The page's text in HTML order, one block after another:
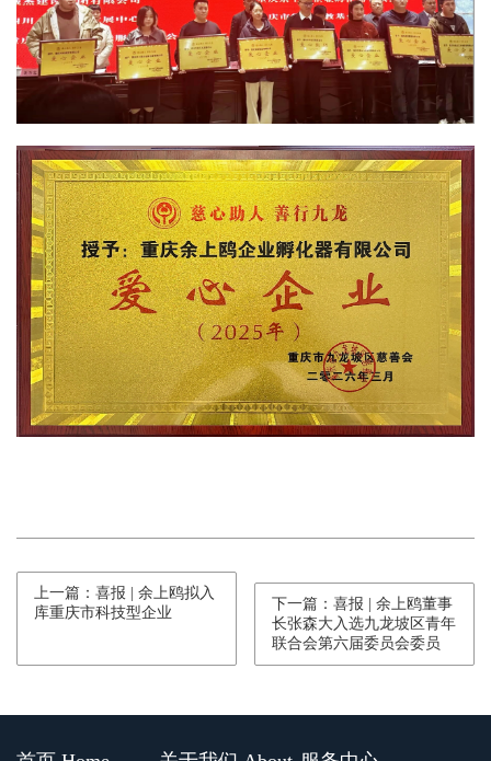
上一篇：喜报 | 余上鸥拟入
库重庆市科技型企业
下一篇：喜报 | 余上鸥董事
长张森大入选九龙坡区青年
联合会第六届委员会委员